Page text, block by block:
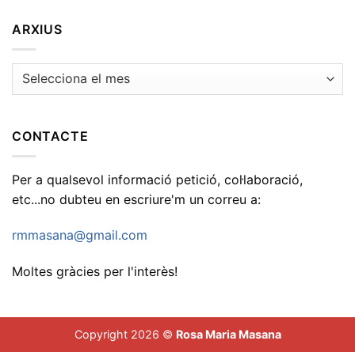
ARXIUS
Arxius
CONTACTE
Per a qualsevol informació petició, col·laboració,
etc...no dubteu en escriure'm un correu a:
rmmasana@gmail.com
Moltes gràcies per l'interès!
Copyright 2026 © Rosa Maria Masana